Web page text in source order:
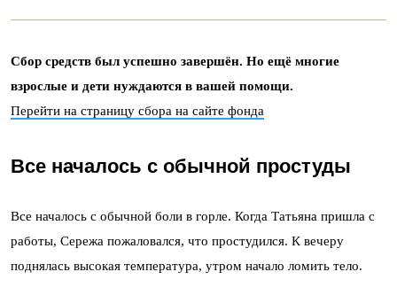
Сбор средств был успешно завершён. Но ещё многие
взрослые и дети нуждаются в вашей помощи.
Перейти на страницу сбора на сайте фонда
Все началось с обычной простуды
Все началось с обычной боли в горле. Когда Татьяна пришла с
работы, Сережа пожаловался, что простудился. К вечеру
поднялась высокая температура, утром начало ломить тело.